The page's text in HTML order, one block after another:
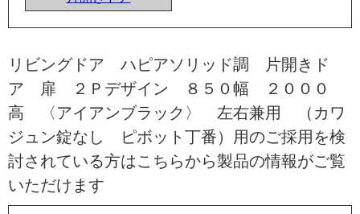
リビングドア ハピアソリッド調 片開きド
ア 扉 ２Ｐデザイン ８５０幅 ２０００
高 〈アイアンブラック〉 左右兼用 （カワ
ジュン錠なし ピボット丁番）用のご採用を検
討されている方はこちらから製品の情報がご覧
いただけます